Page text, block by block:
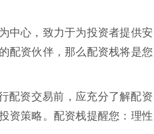
中心，致力于为投资者提供安
配资伙伴，那么配资栈将是您
配资交易前，应充分了解配资
资策略。配资栈提醒您：理性